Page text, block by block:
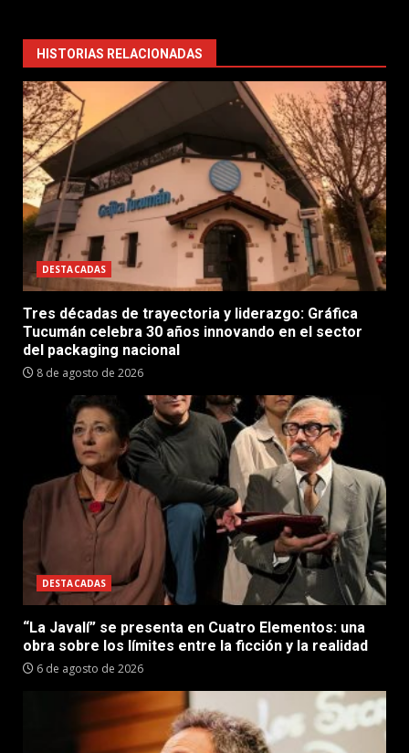
HISTORIAS RELACIONADAS
DESTACADAS
Tres décadas de trayectoria y liderazgo: Gráfica
Tucumán celebra 30 años innovando en el sector
del packaging nacional
8 de agosto de 2026
DESTACADAS
“La Javalí” se presenta en Cuatro Elementos: una
obra sobre los límites entre la ficción y la realidad
6 de agosto de 2026